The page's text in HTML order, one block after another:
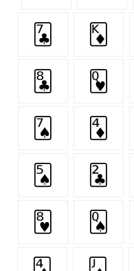
🃗 🃎
🃘 🂽
🂧 🃄
🂥 🃒
🂸 🂭